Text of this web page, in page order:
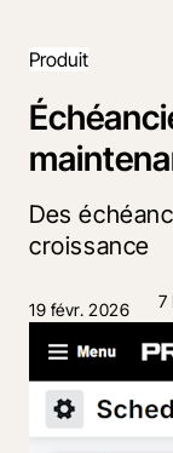
Produit
Des
croissance
19 févr. 2026 7